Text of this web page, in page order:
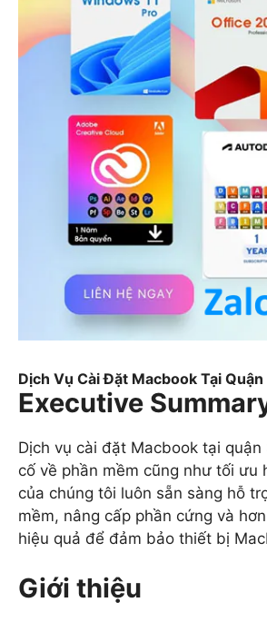
Dịch Vụ Cài Đặt Macbook Tại Quận
Executive
Dịch vụ cài đặt Macbook tại
cố về phần mềm cũng như tối
của chúng tôi luôn sẵn sàng hỗ
mềm, nâng cấp phần cứng và
hiệu quả để đảm bảo thiết bị
Giới thiệu